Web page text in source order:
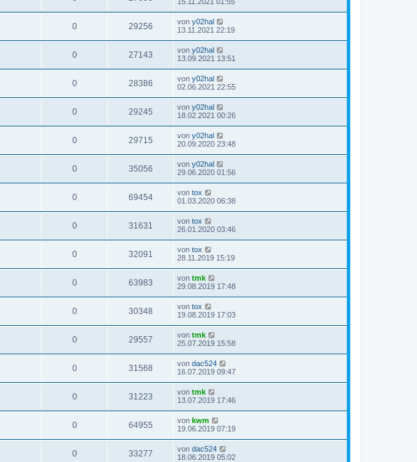
0 29256 von y02hal
13.11.2021 22:19
0 27143 von y02hal
13.09.2021 13:51
0 28386 von y02hal
02.06.2021 22:55
0 29245 von y02hal
18.02.2021 00:26
0 29715 von y02hal
20.09.2020 23:48
0 35056 von y02hal
29.06.2020 01:56
0 69454 von tox
01.03.2020 06:38
0 31631 von tox
26.01.2020 03:46
0 32091 von tox
28.11.2019 15:19
0 63983 von tmk
29.08.2019 17:48
0 30348 von tox
19.08.2019 17:03
0 29557 von tmk
25.07.2019 15:58
0 31568 von dac524
16.07.2019 09:47
0 31223 von tmk
13.07.2019 17:46
0 64955 von kwm
19.06.2019 07:19
0 33277 von dac524
18.06.2019 05:02